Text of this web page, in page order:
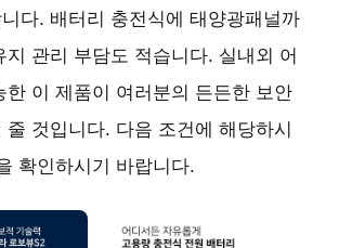
다. 배터리 충전식에 태양광패널까
지 관리 부담도 적습니다. 실내외 어
한 이 제품이 여러분의 든든한 보안
줄 것입니다. 다음 조건에 해당하시
확인하시기 바랍니다.